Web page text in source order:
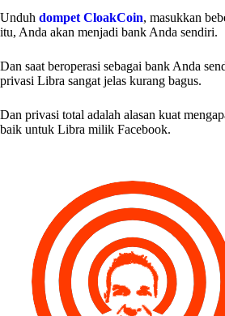
Unduh dompet CloakCoin, masukkan
itu, Anda akan menjadi bank Anda sendiri.
Dan saat beroperasi sebagai bank Anda
privasi Libra sangat jelas kurang bagus.
Dan privasi total adalah alasan kuat
baik untuk Libra milik Facebook.